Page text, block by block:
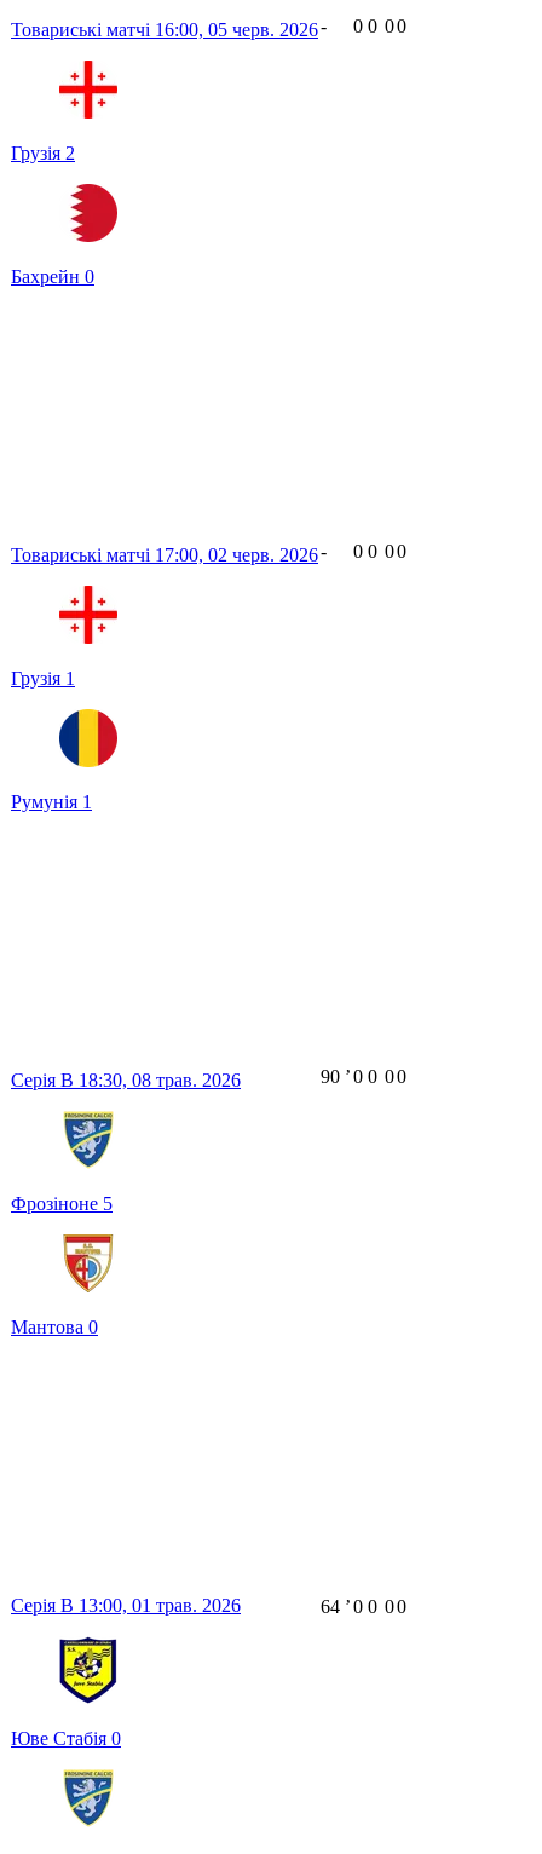
Товариські матчі 16:00, 05 черв. 2026
Грузія 2
Бахрейн 0
- 0 0 00
Товариські матчі 17:00, 02 черв. 2026
Грузія 1
Румунія 1
- 0 0 00
Серія B 18:30, 08 трав. 2026
Фрозіноне 5
Мантова 0
90 ʼ0 0 00
Серія B 13:00, 01 трав. 2026
Юве Стабія 0
64 ʼ0 0 00